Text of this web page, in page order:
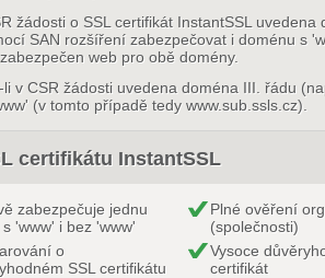
žádosti o SSL certifikát InstantSSL
SAN rozšíření zabezpečovat i doménu s
web pro obě domény.
v CSR žádosti uvedena doména III. řádu
(v tomto případě tedy www.sub.ssls.cz).
certifikátu InstantSSL
zabezpečuje jednu
'www' i bez 'www'
Plné ověření
(společnosti)
o
SSL certifikátu
Vysoce
certifikát